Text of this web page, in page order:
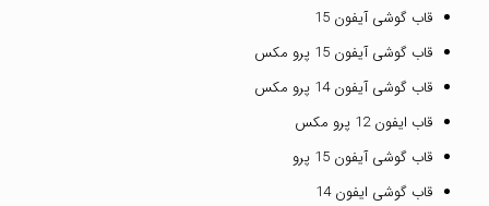
قاب گوشی آیفون 15
قاب گوشی آیفون 15 پرو مکس
قاب گوشی آیفون 14 پرو مکس
قاب ایفون 12 پرو مکس
قاب گوشی آیفون 15 پرو
قاب گوشی ایفون 14